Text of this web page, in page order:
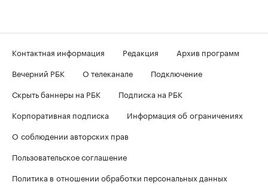
Контактная информация Редакция
Архив программ
Вечерний РБК
О телеканале
Подключение
Скрыть баннеры на РБК
Подписка на РБК
Корпоративная подписка
Информация об ограничениях
О соблюдении авторских прав
Пользовательское соглашение
Политика в отношении обработки персональных данных